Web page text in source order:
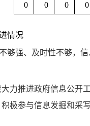
0 0 0 0
情况
够强、及时性不够， 信
力推进政府信息公开
极参与信息发掘和采